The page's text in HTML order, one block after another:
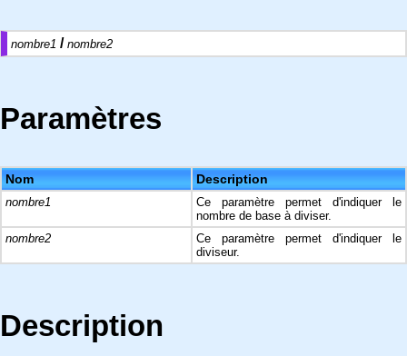
nombre1 / nombre2
Paramètres
Nom Description
nombre1
Ce paramètre permet d'indiquer le
nombre de base à diviser.
nombre2
Ce paramètre permet d'indiquer le
diviseur.
Description